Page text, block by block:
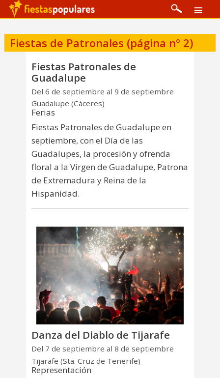
Fiestas de Patronales (página nº 2)
Fiestas Patronales de
Guadalupe
Del 6 de septiembre al 9 de septiembre
Guadalupe (Cáceres)
Ferias
Fiestas Patronales de Guadalupe en
septiembre, con el Día de las
Guadalupes, la procesión y ofrenda
floral a la Virgen de Guadalupe, Patrona
de Extremadura y Reina de la
Hispanidad.
Danza del Diablo de Tijarafe
Del 7 de septiembre al 8 de septiembre
Tijarafe (Sta. Cruz de Tenerife)
Representación